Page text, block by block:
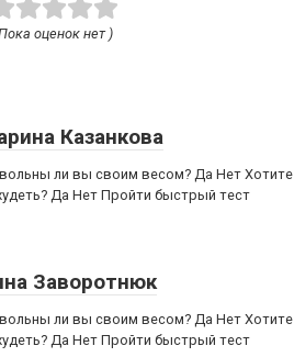
оценок нет )
Казанкова
ли вы своим весом? Да Нет Хотите
Да Нет Пройти быстрый тест
Заворотнюк
ли вы своим весом? Да Нет Хотите
Да Нет Пройти быстрый тест